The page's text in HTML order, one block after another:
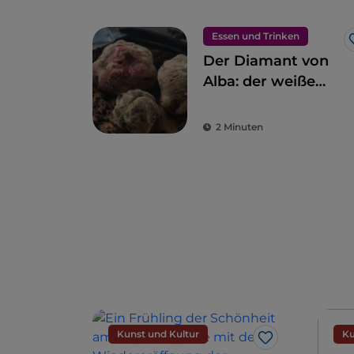
Essen und Trinken
Der Diamant von
Alba: der weiße
2 Minuten
Kunst und Kultur
Like